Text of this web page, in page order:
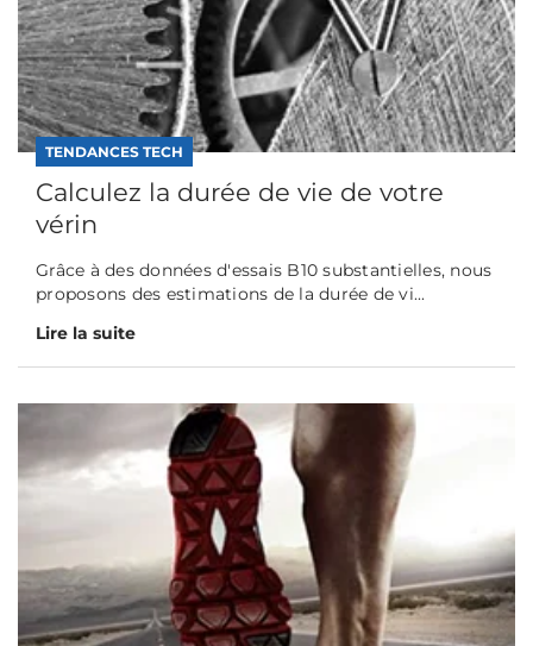
TENDANCES TECH
Calculez la durée de vie de votre
vérin
Grâce à des données d'essais B10 substantielles, nous
proposons des estimations de la durée de vi...
Lire la suite